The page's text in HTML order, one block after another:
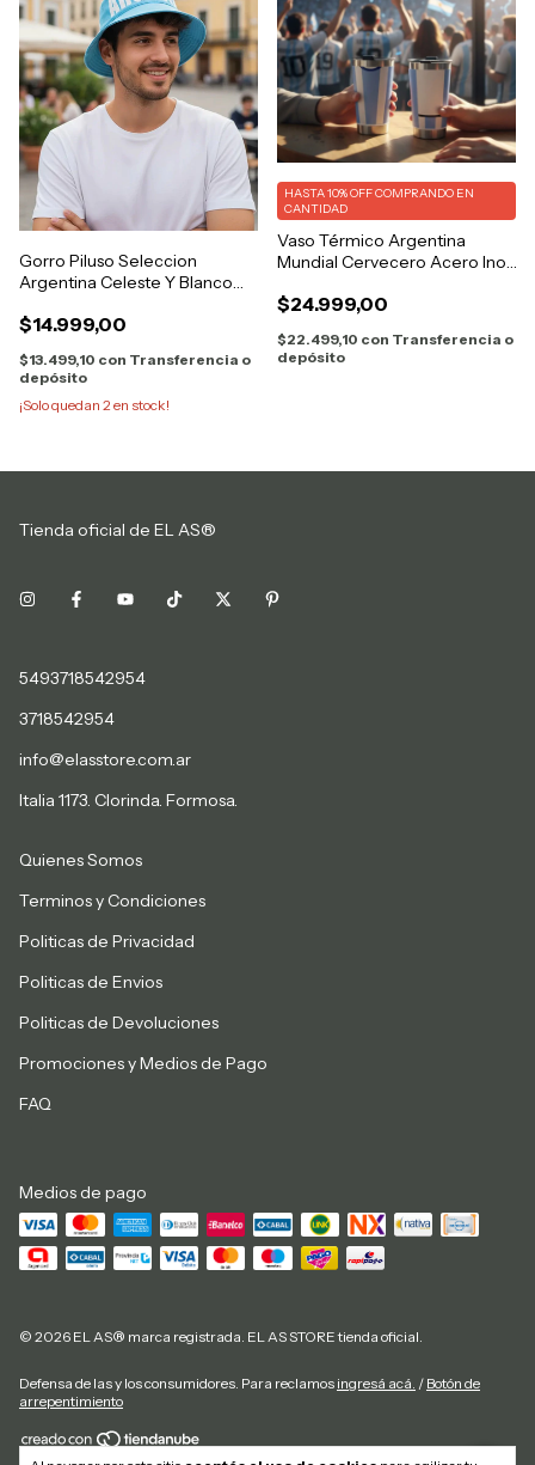
Gorro Piluso Seleccion
Argentina Celeste Y Blanco
$14.999,00
$13.499,10 con Transferencia o
depósito
¡Solo quedan 2 en stock!
Vaso Térmico Argentina
Mundial Cervecero Acero Inox
$24.999,00
HASTA 10% OFFCOMPRANDO EN
CANTIDAD
$22.499,10 con Transferencia o
depósito
Tienda oficial de EL AS®
5493718542954
3718542954
info@elasstore.com.ar
Italia 1173. Clorinda. Formosa.
Quienes Somos
Terminos y Condiciones
Politicas de Privacidad
Politicas de Envios
Politicas de Devoluciones
Promociones y Medios de Pago
FAQ
Medios de pago
© 2026 EL AS® marca registrada. EL AS STORE tienda oficial.
Defensa de las y los consumidores. Para reclamos ingresá acá. / Botón de
arrepentimiento